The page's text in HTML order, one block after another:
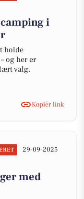
i
holde
og her er
valg.
Kopiér link
29-09-2025
med